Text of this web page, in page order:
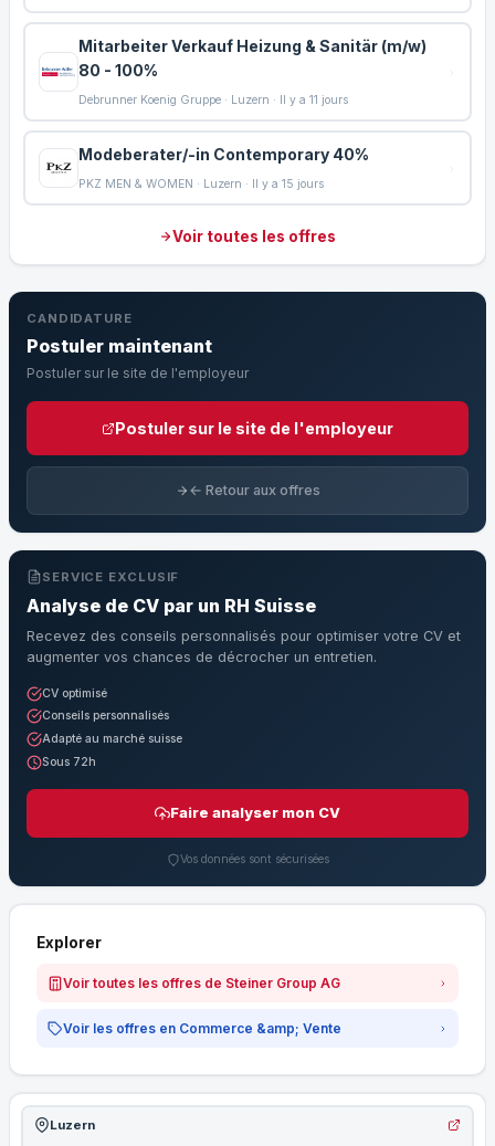
Mitarbeiter Verkauf Heizung & Sanitär (m/w)
80 - 100%
Debrunner Koenig Gruppe · Luzern · Il y a 11 jours
Modeberater/-in Contemporary 40%
PKZ MEN & WOMEN · Luzern · Il y a 15 jours
Voir toutes les offres
CANDIDATURE
Postuler maintenant
Postuler sur le site de l'employeur
Postuler sur le site de l'employeur
← Retour aux offres
SERVICE EXCLUSIF
Analyse de CV par un RH Suisse
Recevez des conseils personnalisés pour optimiser votre CV et
augmenter vos chances de décrocher un entretien.
CV optimisé
Conseils personnalisés
Adapté au marché suisse
Sous 72h
Faire analyser mon CV
Vos données sont sécurisées
Explorer
Voir toutes les offres de Steiner Group AG
Voir les offres en Commerce &amp; Vente
Luzern